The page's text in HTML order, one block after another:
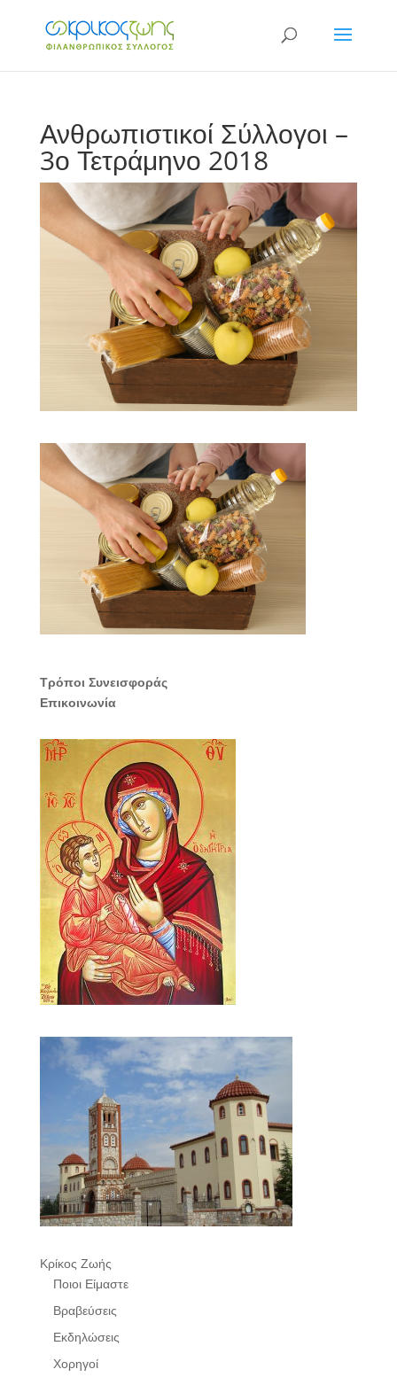
Ανθρωπιστικοί Σύλλογοι –
3ο Τετράμηνο 2018
Τρόποι Συνεισφοράς
Επικοινωνία
Κρίκος Ζωής
Ποιοι Είμαστε
Βραβεύσεις
Εκδηλώσεις
Χορηγοί